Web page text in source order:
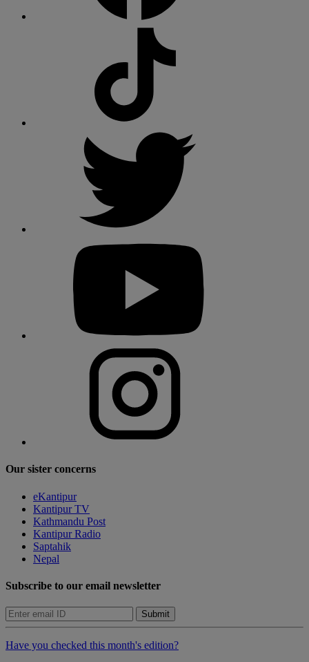
Our sister concerns
eKantipur
Kantipur TV
Kathmandu Post
Kantipur Radio
Saptahik
Nepal
Subscribe to our email newsletter
Submit
Have you checked this month's edition?